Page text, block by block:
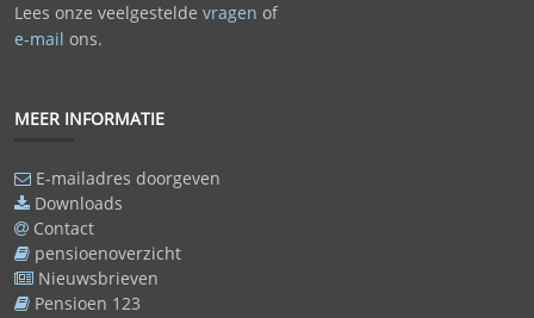
Lees onze veelgestelde vragen of
e-mail ons.
MEER INFORMATIE
E-mailadres doorgeven
Downloads
Contact
pensioenoverzicht
Nieuwsbrieven
Pensioen 123